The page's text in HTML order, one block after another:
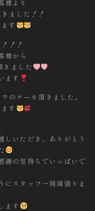
様より
ました！！
す
！！
様から
きました
ます
のケーキ頂きました。
す
しいただき、ありがとう
謝の気持ちでいっぱいで
にスタッフ一同頑張りま
ます